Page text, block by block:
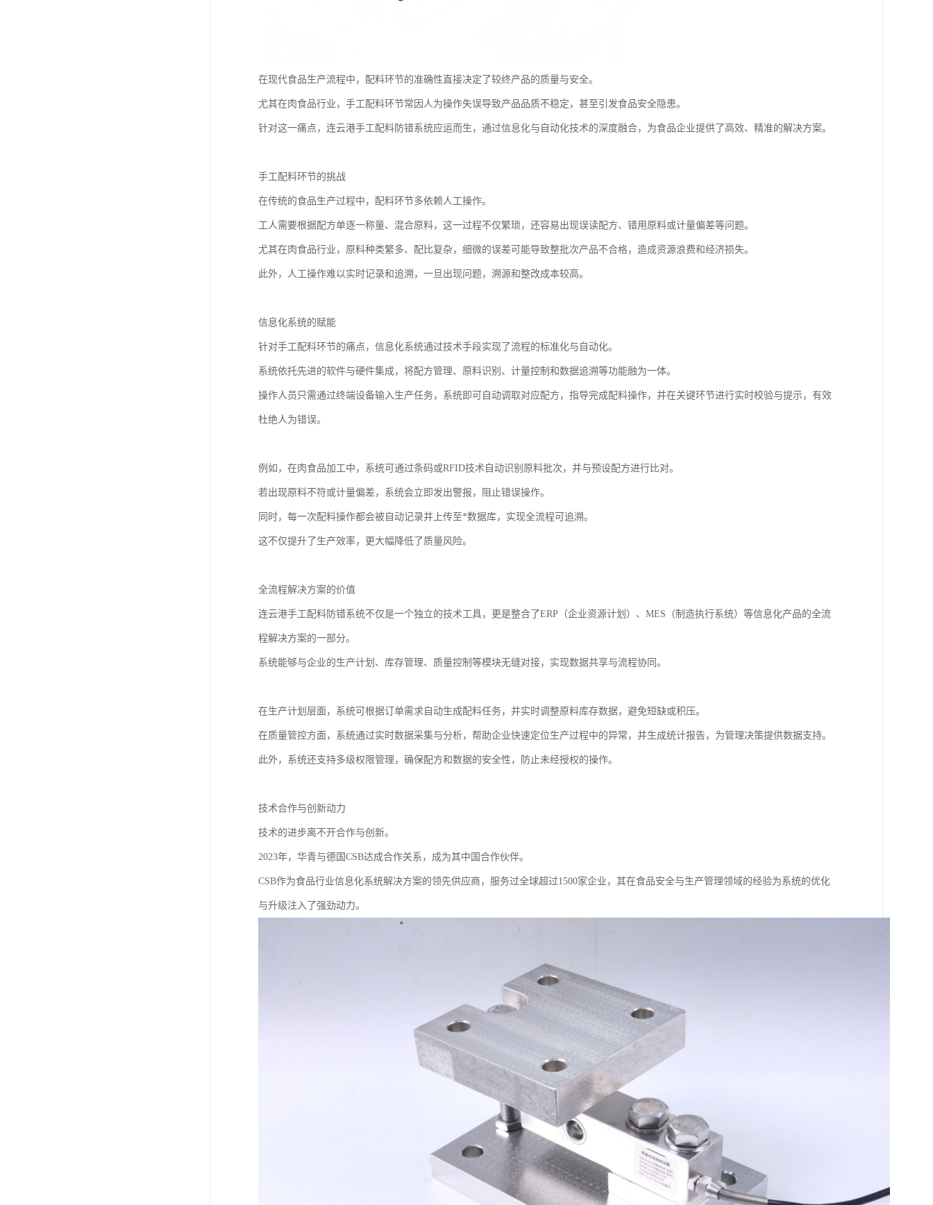
在现代食品生产流程中，配料环节的准确性直接决定了较终产品的质量与安全。
尤其在肉食品行业，手工配料环节常因人为操作失误导致产品品质不稳定，甚至引发食品安全隐患。
针对这一痛点，连云港手工配料防错系统应运而生，通过信息化与自动化技术的深度融合，为食品企业提供了高效、精准的解决方案。
手工配料环节的挑战
在传统的食品生产过程中，配料环节多依赖人工操作。
工人需要根据配方单逐一称量、混合原料，这一过程不仅繁琐，还容易出现误读配方、错用原料或计量偏差等问题。
尤其在肉食品行业，原料种类繁多、配比复杂，细微的误差可能导致整批次产品不合格，造成资源浪费和经济损失。
此外，人工操作难以实时记录和追溯，一旦出现问题，溯源和整改成本较高。
信息化系统的赋能
针对手工配料环节的痛点，信息化系统通过技术手段实现了流程的标准化与自动化。
系统依托先进的软件与硬件集成，将配方管理、原料识别、计量控制和数据追溯等功能融为一体。
操作人员只需通过终端设备输入生产任务，系统即可自动调取对应配方，指导完成配料操作，并在关键环节进行实时校验与提示，有效
杜绝人为错误。
例如，在肉食品加工中，系统可通过条码或RFID技术自动识别原料批次，并与预设配方进行比对。
若出现原料不符或计量偏差，系统会立即发出警报，阻止错误操作。
同时，每一次配料操作都会被自动记录并上传至*数据库，实现全流程可追溯。
这不仅提升了生产效率，更大幅降低了质量风险。
全流程解决方案的价值
连云港手工配料防错系统不仅是一个独立的技术工具，更是整合了ERP（企业资源计划）、MES（制造执行系统）等信息化产品的全流
程解决方案的一部分。
系统能够与企业的生产计划、库存管理、质量控制等模块无缝对接，实现数据共享与流程协同。
在生产计划层面，系统可根据订单需求自动生成配料任务，并实时调整原料库存数据，避免短缺或积压。
在质量管控方面，系统通过实时数据采集与分析，帮助企业快速定位生产过程中的异常，并生成统计报告，为管理决策提供数据支持。
此外，系统还支持多级权限管理，确保配方和数据的安全性，防止未经授权的操作。
技术合作与创新动力
技术的进步离不开合作与创新。
2023年，华青与德国CSB达成合作关系，成为其中国合作伙伴。
CSB作为食品行业信息化系统解决方案的领先供应商，服务过全球超过1500家企业，其在食品安全与生产管理领域的经验为系统的优化
与升级注入了强劲动力。